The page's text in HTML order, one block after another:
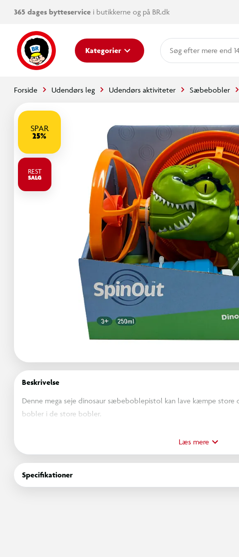
365 dages bytteservice i butikkerne og på BR.dk
Kategorier mere end
Forside Udendørs leg Udendørs aktiviteter Sæbebobler
SPAR
25%
REST
SALG
Beskrivelse
Denne mega seje dinosaur sæbeboblepistol kan lave kæmpe
bobler i de store bobler.
Der medfølger en plade hvor man kan hælde sit boblevækse ud
Indhold:
1 x Dinosaurus-sæbeboblepistol
1 x Bobler-i-boble skyder
Læs mere
Specifikationer